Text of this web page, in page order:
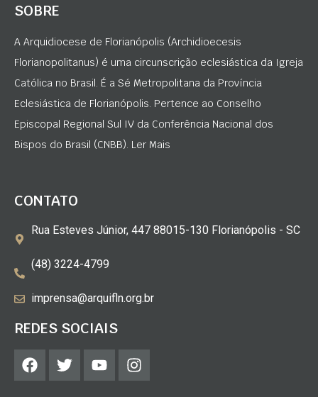
SOBRE
A Arquidiocese de Florianópolis (Archidioecesis
Florianopolitanus) é uma circunscrição eclesiástica da Igreja
Católica no Brasil. É a Sé Metropolitana da Província
Eclesiástica de Florianópolis. Pertence ao Conselho
Episcopal Regional Sul IV da Conferência Nacional dos
Bispos do Brasil (CNBB). Ler Mais
CONTATO
Rua Esteves Júnior, 447 88015-130 Florianópolis - SC
(48) 3224-4799
imprensa@arquifln.org.br
REDES SOCIAIS